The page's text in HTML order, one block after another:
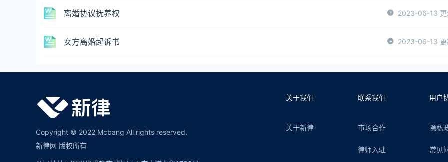
离婚协议抚养权 2023-06-13 更
女方离婚起诉书 2023-06-13 更
Copyright © 2022 Mcbang All rights reserved.
新律网 版权所有
关于我们
关于新律
联系我们
市场合作
律师入驻
用户
隐私
常见